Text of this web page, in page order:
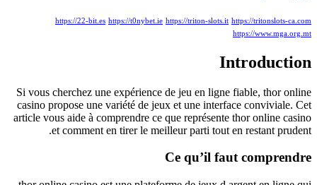
https://22-bit.es https://t0nybet.ie https://triton-slots.it https://tritonslots-ca.com
https://www.mga.org.mt
Introduction
Si vous cherchez une expérience de jeu en ligne fiable, thor online
casino propose une variété de jeux et une interface conviviale. Cet
article vous aide à comprendre ce que représente thor online casino
et comment en tirer le meilleur parti tout en restant prudent.
Ce qu’il faut comprendre